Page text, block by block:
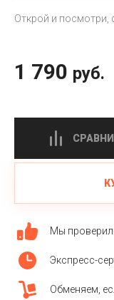
Открой и посмотри,
1 790 руб.
Мы
Экспресс-
Обменяем,